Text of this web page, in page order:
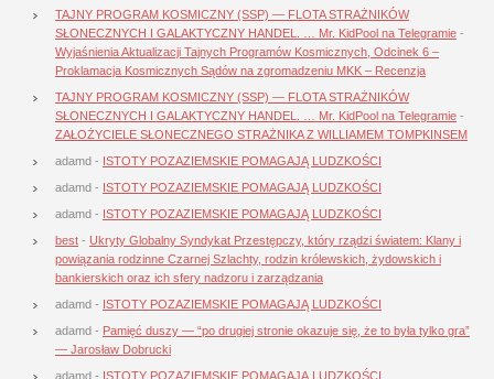
TAJNY PROGRAM KOSMICZNY (SSP) — FLOTA STRAŻNIKÓW
SŁONECZNYCH I GALAKTYCZNY HANDEL. … Mr. KidPool na Telegramie -
Wyjaśnienia Aktualizacji Tajnych Programów Kosmicznych, Odcinek 6 –
Proklamacja Kosmicznych Sądów na zgromadzeniu MKK – Recenzja
TAJNY PROGRAM KOSMICZNY (SSP) — FLOTA STRAŻNIKÓW
SŁONECZNYCH I GALAKTYCZNY HANDEL. … Mr. KidPool na Telegramie -
ZAŁOŻYCIELE SŁONECZNEGO STRAŻNIKA Z WILLIAMEM TOMPKINSEM
adamd - ISTOTY POZAZIEMSKIE POMAGAJĄ LUDZKOŚCI
adamd - ISTOTY POZAZIEMSKIE POMAGAJĄ LUDZKOŚCI
adamd - ISTOTY POZAZIEMSKIE POMAGAJĄ LUDZKOŚCI
best - Ukryty Globalny Syndykat Przestępczy, który rządzi światem: Klany i
powiązania rodzinne Czarnej Szlachty, rodzin królewskich, żydowskich i
bankierskich oraz ich sfery nadzoru i zarządzania
adamd - ISTOTY POZAZIEMSKIE POMAGAJĄ LUDZKOŚCI
adamd - Pamięć duszy — “po drugiej stronie okazuje się, że to była tylko gra”
— Jarosław Dobrucki
adamd - ISTOTY POZAZIEMSKIE POMAGAJĄ LUDZKOŚCI